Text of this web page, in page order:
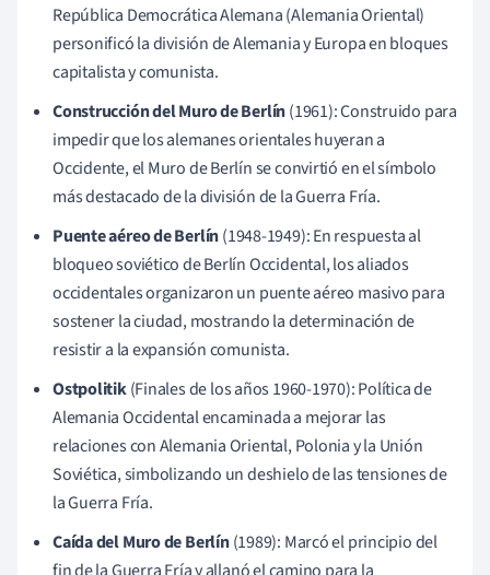
República Democrática Alemana (Alemania Oriental)
personificó la división de Alemania y Europa en bloques
capitalista y comunista.
Construcción del Muro de Berlín(1961): Construido para
impedir que los alemanes orientales huyeran a
Occidente, el Muro de Berlín se convirtió en el símbolo
más destacado de la división de la Guerra Fría.
Puente aéreo de Berlín(1948-1949): En respuesta al
bloqueo soviético de Berlín Occidental, los aliados
occidentales organizaron un puente aéreo masivo para
sostener la ciudad, mostrando la determinación de
resistir a la expansión comunista.
Ostpolitik(Finales de los años 1960-1970): Política de
Alemania Occidental encaminada a mejorar las
relaciones con Alemania Oriental, Polonia y la Unión
Soviética, simbolizando un deshielo de las tensiones de
la Guerra Fría.
Caída del Muro de Berlín(1989): Marcó el principio del
fin de la Guerra Fría y allanó el camino para la